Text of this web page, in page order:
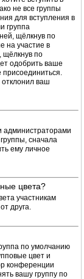
не все группы
для вступления в
группа
щёлкнув по
на участие в
щёлкнув по
одобрить ваше
присоединиться.
отклонил ваш
администраторами
сначала
ему личное
цвета?
участникам
друга.
по умолчанию
цвет и
конференции
вашу группу по